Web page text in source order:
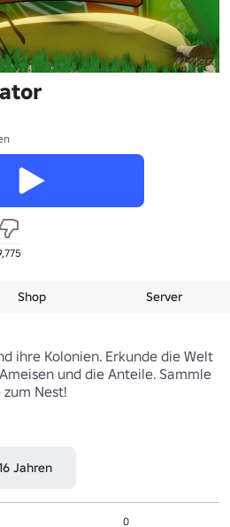
Shop Server
ihre Kolonien. Erkunde die Welt
und die Anteile. Sammle
Nest!
Jahren
0